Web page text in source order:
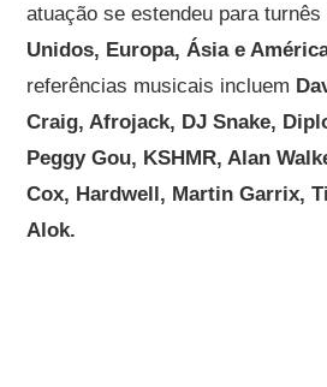
atuação se estendeu para turnês
Unidos, Europa, Ásia e
referências musicais incluem
Craig, Afrojack, DJ Snake,
Peggy Gou, KSHMR, Alan
Cox, Hardwell, Martin Garrix,
Alok.